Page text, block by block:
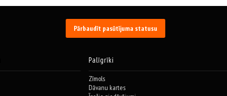
Pārbaudīt pasūtījuma statusu
Palīgrīki
Zīmols
Dāvanu kartes